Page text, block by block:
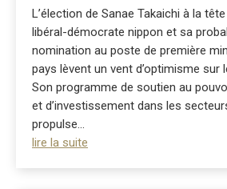
L’élection de Sanae Takaichi à la
libéral-démocrate nippon et sa
nomination au poste de première
pays lèvent un vent d’optimisme sur
Son programme de soutien au
et d’investissement dans les
propulse...
lire la suite